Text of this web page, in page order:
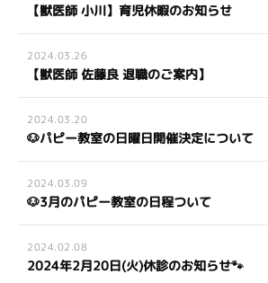
【獣医師 小川】育児休暇のお知らせ
2024.03.26
【獣医師 佐藤良 退職のご案内】
2024.03.20
🐶パピー教室の日曜日開催決定について
2024.03.09
🐶3月のパピー教室の日程ついて
2024.02.08
2024年2月20日(火)休診のお知らせ🐾